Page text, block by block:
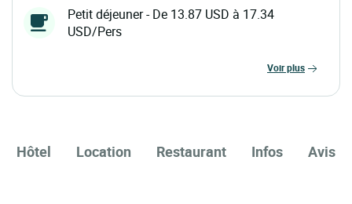
Petit déjeuner - De 13.87 USD à 17.34
USD/Pers
voir plus
Hôtel Location Restaurant Infos Avis